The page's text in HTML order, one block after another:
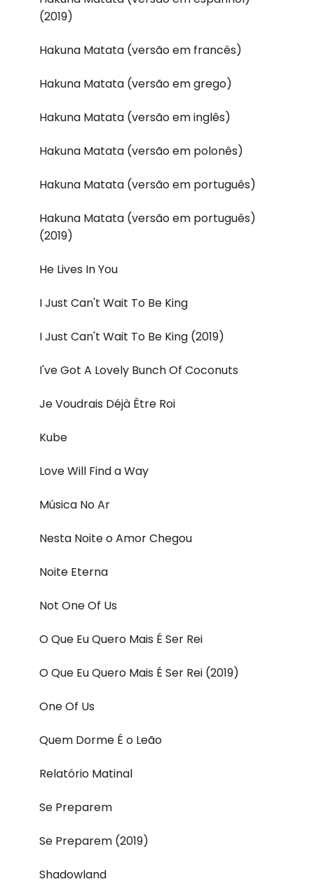
(2019)
Hakuna Matata (versão em francês)
Hakuna Matata (versão em grego)
Hakuna Matata (versão em inglês)
Hakuna Matata (versão em polonês)
Hakuna Matata (versão em português)
Hakuna Matata (versão em português)
(2019)
He Lives In You
I Just Can't Wait To Be King
I Just Can't Wait To Be King (2019)
I've Got A Lovely Bunch Of Coconuts
Je Voudrais Déjà Être Roi
Kube
Love Will Find a Way
Música No Ar
Nesta Noite o Amor Chegou
Noite Eterna
Not One Of Us
O Que Eu Quero Mais É Ser Rei
O Que Eu Quero Mais É Ser Rei (2019)
One Of Us
Quem Dorme É o Leão
Relatório Matinal
Se Preparem
Se Preparem (2019)
Shadowland